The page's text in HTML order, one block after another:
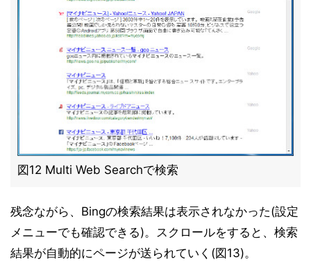
図12 Multi Web Searchで検索
残念ながら、Bingの検索結果は表示されなかった(設定
メニューでも確認できる)。スクロールをすると、検索
結果が自動的にページが送られていく(図13)。